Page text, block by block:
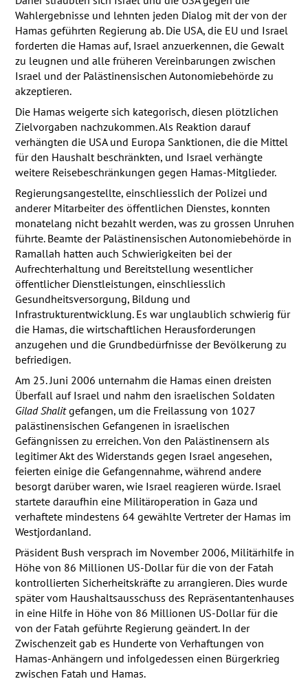
Wahlergebnisse und lehnten jeden Dialog mit der von der
Hamas geführten Regierung ab. Die USA, die EU und Israel
forderten die Hamas auf, Israel anzuerkennen, die Gewalt
zu leugnen und alle früheren Vereinbarungen zwischen
Israel und der Palästinensischen Autonomiebehörde zu
akzeptieren.
Die Hamas weigerte sich kategorisch, diesen plötzlichen
Zielvorgaben nachzukommen. Als Reaktion darauf
verhängten die USAund Europa Sanktionen, die die Mittel
für den Haushalt beschränkten, und Israel verhängte
weitere Reisebeschränkungen gegen Hamas-Mitglieder.
Regierungsangestellte, einschliesslich der Polizei und
anderer Mitarbeiter des öffentlichen Dienstes, konnten
monatelang nicht bezahlt werden, was zu grossen Unruhen
führte. Beamte der Palästinensischen Autonomiebehörde in
Ramallah hatten auch Schwierigkeiten bei der
Aufrechterhaltung und Bereitstellung wesentlicher
öffentlicher Dienstleistungen, einschliesslich
Gesundheitsversorgung, Bildung und
Infrastrukturentwicklung. Es war unglaublich schwierig für
die Hamas, die wirtschaftlichen Herausforderungen
anzugehen und die Grundbedürfnisse der Bevölkerung zu
befriedigen.
Am 25. Juni 2006 unternahm die Hamas einen dreisten
Überfall auf Israel und nahm den israelischen Soldaten
Gilad Shalitgefangen, um die Freilassung von 1027
palästinensischen Gefangenen in israelischen
Gefängnissen zu erreichen. Von den Palästinensern als
legitimer Akt des Widerstands gegen Israel angesehen,
feierten einige die Gefangennahme, während andere
besorgt darüber waren, wie Israel reagieren würde. Israel
startete daraufhin eine Militäroperation in Gaza und
verhaftete mindestens 64 gewählte Vertreter der Hamas im
Westjordanland.
Präsident Bush versprach im November 2006, Militärhilfe in
Höhe von 86 Millionen US-Dollar für die von der Fatah
kontrollierten Sicherheitskräfte zu arrangieren. Dies wurde
später vom Haushaltsausschuss des Repräsentantenhauses
in eine Hilfe in Höhe von 86 Millionen US-Dollar für die
von der Fatah geführte Regierung geändert. In der
Zwischenzeit gab es Hunderte von Verhaftungen von
Hamas-Anhängern und infolgedessen einen Bürgerkrieg
zwischen Fatah und Hamas.